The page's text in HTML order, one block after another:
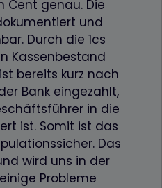
Cent genau. Die
und
Durch die 1cs
Kassenbestand
bereits kurz nach
Bank eingezahlt,
in die
ist. Somit ist das
Das
wird uns in der
Probleme